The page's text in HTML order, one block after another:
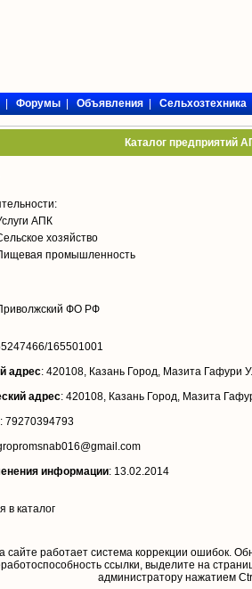
|Форумы|Объявления|Сельхозтехника
Каталог предприятий
АПК
хозяйство
промышленность
ФО РФ
165501001
адрес: 420108, Казань Город, Мазита Гафури
адрес: 420108, Казань Город, Мазита
: 79270394793
информации: 13.02.2014
в каталог
сайте работает система коррекции ошибок.
ссылки, выделите на
aдминистратору нажатием